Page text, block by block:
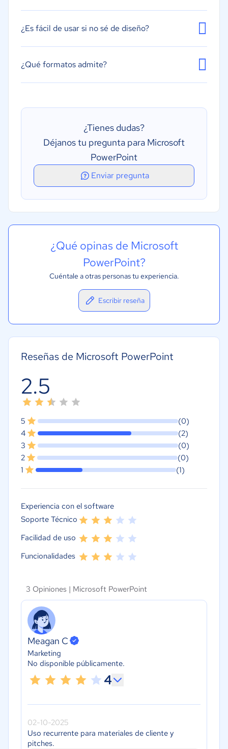
¿Es fácil de usar si no sé de diseño?
¿Qué formatos admite?
¿Tienes dudas?
Déjanos tu pregunta para Microsoft
PowerPoint
Enviar pregunta
¿Qué opinas de Microsoft
PowerPoint?
Cuéntale a otras personas tu experiencia.
Escribir reseña
Reseñas de Microsoft PowerPoint
2.5
5
(0)
4
(2)
3
(0)
2
(0)
1
(1)
Experiencia con el software
Soporte Técnico
Facilidad de uso
Funcionalidades
3 Opiniones | Microsoft PowerPoint
Meagan C
Marketing
No disponible públicamente.
4
02-10-2025
Uso recurrente para materiales de cliente y
pitches.